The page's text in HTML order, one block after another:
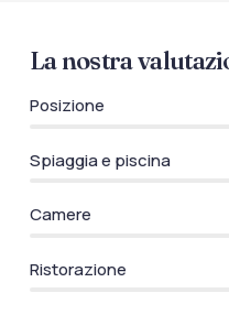
La nostra
Posizione
Spiaggia e piscina
Camere
Ristorazione